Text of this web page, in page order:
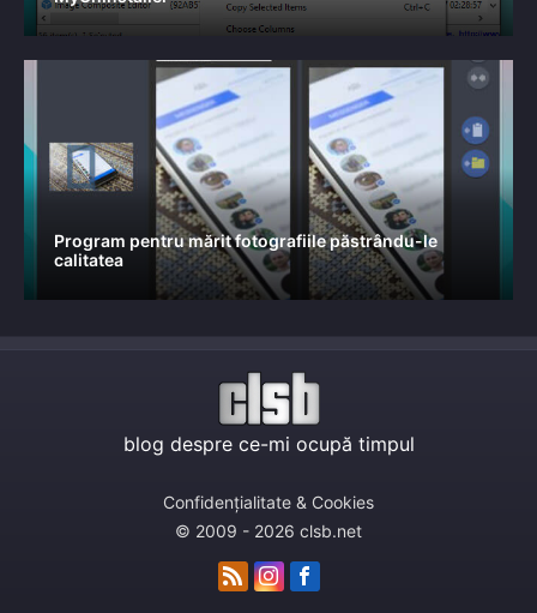
Program pentru mărit fotografiile păstrându-le
calitatea
blog despre ce-mi ocupă timpul
Confidențialitate & Cookies
© 2009 - 2026 clsb.net